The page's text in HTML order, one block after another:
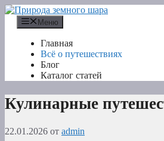
Перейти
содержимому
Меню
Главная
Всё о путешествиях
Блог
Каталог статей
Кулинарные
22.01.2026 от admin